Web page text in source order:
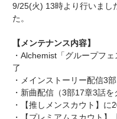
イベント・キャンペーン
グッズ・本
ギャラリー
アプリゲーム
イベント・キャンペーン
ミュージック
グッズ・本
9/25(火) 13時より行いまし
た。
【メンテナンス内容】
・Alchemist「グループフ
了
・メインストーリー配信3
・新曲配信（3部17章3話
・【推しメンスカウト】